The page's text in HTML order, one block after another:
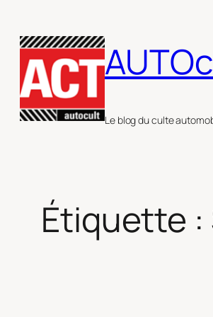
au
contenu
Le blog du culte
Étiquette :